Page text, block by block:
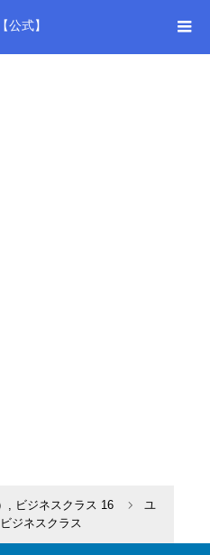
公式】
, ビジネスクラス 16
ユ
ジネスクラス